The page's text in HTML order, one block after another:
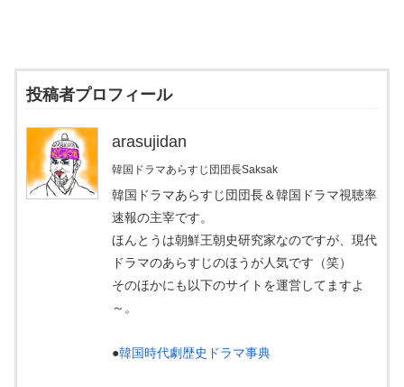
投稿者プロフィール
arasujidan
韓国ドラマあらすじ団団長Saksak
韓国ドラマあらすじ団団長＆韓国ドラマ視聴率
速報の主宰です。
ほんとうは朝鮮王朝史研究家なのですが、現代
ドラマのあらすじのほうが人気です（笑）
そのほかにも以下のサイトを運営してますよ
～。
●韓国時代劇歴史ドラマ事典